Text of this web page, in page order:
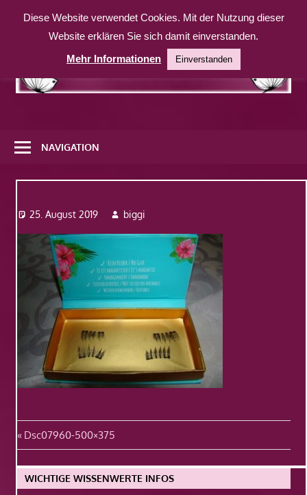
Inhalt
weitere
Website
NAVIGATION
25. August 2019 biggi
Beitragsnavigation
Vorheriger
Beitrag:
Dsc07960-500×375
WICHTIGE WISSENWERTE INFOS
Diese Website verwendet Cookies. Mit der Nutzung dieser
Website erklären Sie sich damit einverstanden.
Mehr Informationen
Einverstanden